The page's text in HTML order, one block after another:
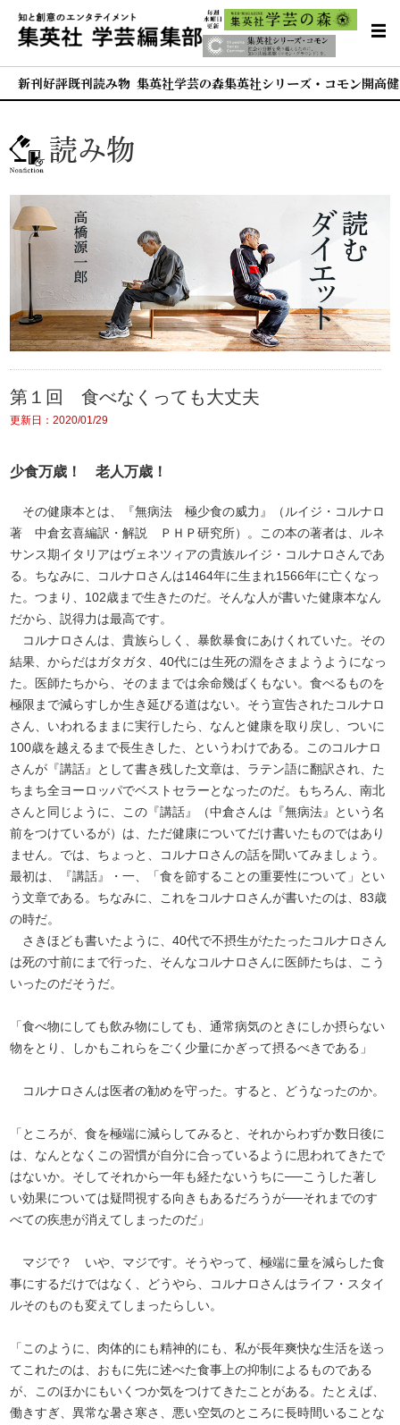
新刊 好評既刊 読み物 集英社学芸の森集英社シリーズ・コモン 開高
読み物
第１回 食べなくっても大丈夫
更新日：2020/01/29
少食万歳！ 老人万歳！
その健康本とは、『無病法 極少食の威力』（ルイジ・コルナロ
著 中倉玄喜編訳・解説 ＰＨＰ研究所）。この本の著者は、ルネ
サンス期イタリアはヴェネツィアの貴族ルイジ・コルナロさんであ
る。ちなみに、コルナロさんは1464年に生まれ1566年に亡くなっ
た。つまり、102歳まで生きたのだ。そんな人が書いた健康本なん
だから、説得力は最高です。
コルナロさんは、貴族らしく、暴飲暴食にあけくれていた。その
結果、からだはガタガタ、40代には生死の淵をさまようようになっ
た。医師たちから、そのままでは余命幾ばくもない。食べるものを
極限まで減らすしか生き延びる道はない。そう宣告されたコルナロ
さん、いわれるままに実行したら、なんと健康を取り戻し、ついに
100歳を越えるまで長生きした、というわけである。このコルナロ
さんが『講話』として書き残した文章は、ラテン語に翻訳され、た
ちまち全ヨーロッパでベストセラーとなったのだ。もちろん、南北
さんと同じように、この『講話』（中倉さんは『無病法』という名
前をつけているが）は、ただ健康についてだけ書いたものではあり
ません。では、ちょっと、コルナロさんの話を聞いてみましょう。
最初は、『講話』・一、「食を節することの重要性について」とい
う文章である。ちなみに、これをコルナロさんが書いたのは、83歳
の時だ。
さきほども書いたように、40代で不摂生がたたったコルナロさん
は死の寸前にまで行った、そんなコルナロさんに医師たちは、こう
いったのだそうだ。
「食べ物にしても飲み物にしても、通常病気のときにしか摂らない
物をとり、しかもこれらをごく少量にかぎって摂るべきである」
コルナロさんは医者の勧めを守った。すると、どうなったのか。
「ところが、食を極端に減らしてみると、それからわずか数日後に
は、なんとなくこの習慣が自分に合っているように思われてきたで
はないか。そしてそれから一年も経たないうちに──こうした著し
い効果については疑問視する向きもあるだろうが──それまでのす
べての疾患が消えてしまったのだ」
マジで？ いや、マジです。そうやって、極端に量を減らした食
事にするだけではなく、どうやら、コルナロさんはライフ・スタイ
ルそのものも変えてしまったらしい。
「このように、肉体的にも精神的にも、私が長年爽快な生活を送っ
てこれたのは、おもに先に述べた食事上の抑制によるものである
が、このほかにもいくつか気をつけてきたことがある。たとえば、
働きすぎ、異常な暑さ寒さ、悪い空気のところに長時間いることな